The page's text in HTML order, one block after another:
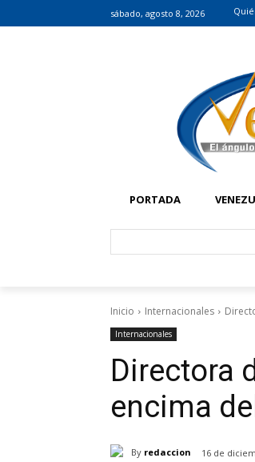
sábado, agosto 8, 2026
PORTADA
Inicio Internacionales
Internacionales
Directora
encima
By redaccion 16 de